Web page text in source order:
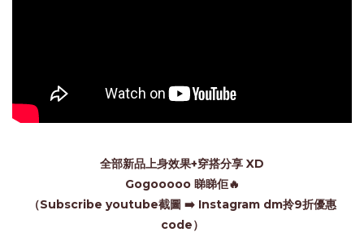
全部新品上身效果+穿搭分享 XD
Gogooooo 睇睇佢🔥
（Subscribe youtube截圖 ➡️ Instagram dm拎9折優惠
code）